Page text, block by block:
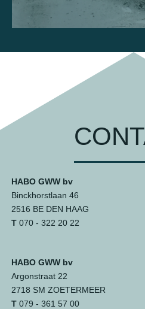
HABO GWW bv
Binckhorstlaan 46
2516 BE DEN HAAG
T070 - 322 20 22
HABO GWW bv
Argonstraat 22
2718 SM ZOETERMEER
T079 - 361 57 00